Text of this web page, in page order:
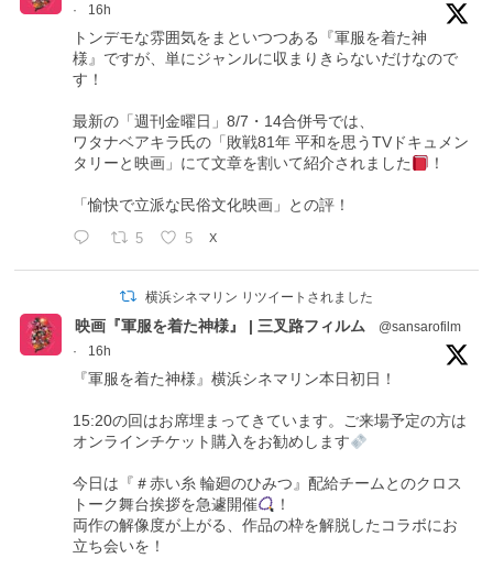
·
16h
トンデモな雰囲気をまといつつある『軍服を着た神
様』ですが、単にジャンルに収まりきらないだけなので
す！
最新の「週刊金曜日」8/7・14合併号では、
ワタナベアキラ氏の「敗戦81年 平和を思うTVドキュメン
タリーと映画」にて文章を割いて紹介されました
！
「愉快で立派な民俗文化映画」との評！
5 5 X
横浜シネマリン リツイートされました
映画『軍服を着た神様』 | 三叉路フィルム
@sansarofilm
·
16h
『軍服を着た神様』横浜シネマリン本日初日！
15:20の回はお席埋まってきています。ご来場予定の方は
オンラインチケット購入をお勧めします
今日は『＃赤い糸 輪廻のひみつ』配給チームとのクロス
トーク舞台挨拶を急遽開催
！
両作の解像度が上がる、作品の枠を解脱したコラボにお
立ち会いを！